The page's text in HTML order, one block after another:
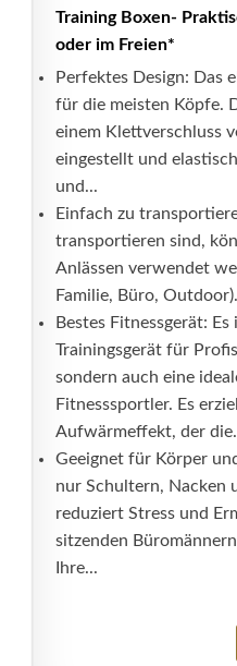
Training Boxen-
oder im Freien*
Perfektes Design: Das
für die meisten Köpfe.
einem Klettverschluss
eingestellt und
und...
Einfach zu
transportieren sind,
Anlässen verwendet
Familie, Büro, Outdoor).
Bestes Fitnessgerät:
Trainingsgerät für
sondern auch eine
Fitnesssportler. Es
Aufwärmeffekt, der
Geeignet für Körper
nur Schultern, Nacken
reduziert Stress und
sitzenden
Ihre...